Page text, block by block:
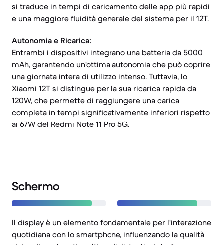
si traduce in tempi di caricamento delle app più rapidi
e una maggiore fluidità generale del sistema per il 12T.
Autonomia e Ricarica:
Entrambi i dispositivi integrano una batteria da 5000
mAh, garantendo un'ottima autonomia che può coprire
una giornata intera di utilizzo intenso. Tuttavia, lo
Xiaomi 12T si distingue per la sua ricarica rapida da
120W, che permette di raggiungere una carica
completa in tempi significativamente inferiori rispetto
ai 67W del Redmi Note 11 Pro 5G.
Schermo
Il display è un elemento fondamentale per l'interazione
quotidiana con lo smartphone, influenzando la qualità